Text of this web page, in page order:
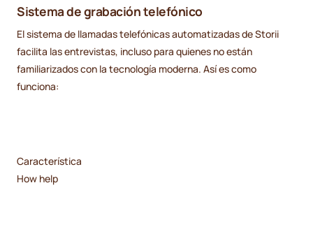
Sistema de grabación telefónico
El sistema de llamadas telefónicas automatizadas de Storii
facilita las entrevistas, incluso para quienes no están
familiarizados con la tecnología moderna. Así es como
funciona:
Característica
How help